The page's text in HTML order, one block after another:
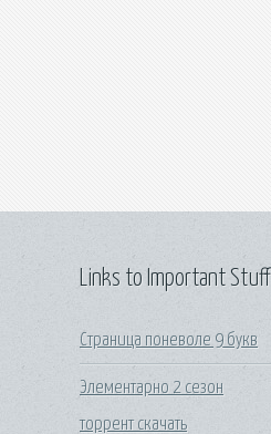
Links to Important Stuff
Страница поневоле 9 букв
Элементарно 2 сезон
торрент скачать